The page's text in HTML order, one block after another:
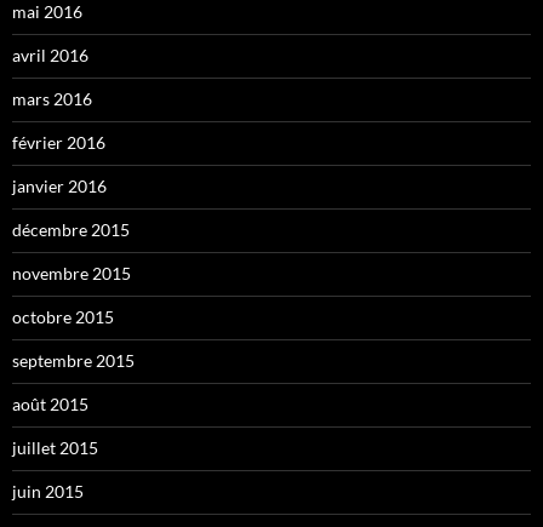
mai 2016
avril 2016
mars 2016
février 2016
janvier 2016
décembre 2015
novembre 2015
octobre 2015
septembre 2015
août 2015
juillet 2015
juin 2015